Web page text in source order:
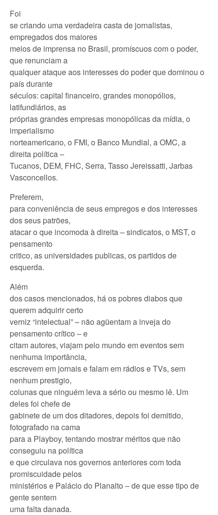
Foi
se criando uma verdadeira casta de jornalistas,
empregados dos maiores
meios de imprensa no Brasil, promíscuos com o poder,
que renunciam a
qualquer ataque aos interesses do poder que dominou o
país durante
séculos: capital financeiro, grandes monopólios,
latifundiários, as
próprias grandes empresas monopólicas da mídia, o
imperialismo
norteamericano, o FMI, o Banco Mundial, a OMC, a
direita política –
Tucanos, DEM, FHC, Serra, Tasso Jereissatti, Jarbas
Vasconcellos.
Preferem,
para conveniência de seus empregos e dos interesses
dos seus patrões,
atacar o que incomoda à direita – sindicatos, o MST, o
pensamento
critico, as universidades publicas, os partidos de
esquerda.
Além
dos casos mencionados, há os pobres diabos que
querem adquirir certo
verniz “intelectual” – não agüentam a inveja do
pensamento crítico – e
citam autores, viajam pelo mundo em eventos sem
nenhuma importância,
escrevem em jornais e falam em rádios e TVs, sem
nenhum prestigio,
colunas que ninguém leva a sério ou mesmo lê. Um
deles foi chefe de
gabinete de um dos ditadores, depois foi demitido,
fotografado na cama
para a Playboy, tentando mostrar méritos que não
conseguiu na política
e que circulava nos governos anteriores com toda
promiscuidade pelos
ministérios e Palácio do Planalto – de que esse tipo de
gente sentem
uma falta danada.